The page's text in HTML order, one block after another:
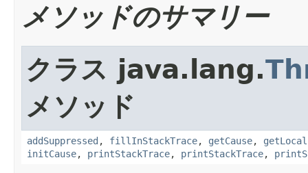
メソッドのサマリー
クラス java.lang.
メソッド
addSuppressed , fillInStackTrace, getCause,
initCause, printStackTrace, printStackTrace,